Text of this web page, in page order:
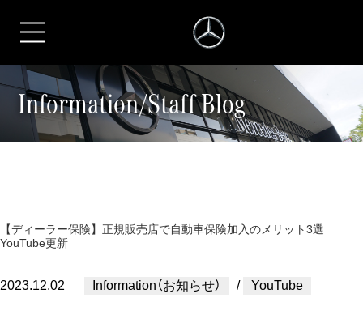
Information/Staff Blog
【ディーラー保険】正規販売店で自動車保険加入のメリット3選
YouTube更新
2023.12.02 Information（お知らせ） / YouTube